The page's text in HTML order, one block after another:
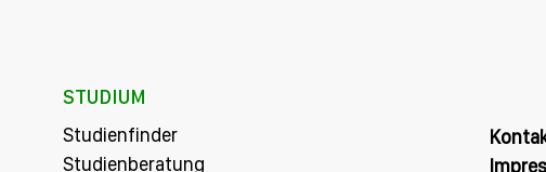
STUDIUM
Studienfinder
Studienberatung